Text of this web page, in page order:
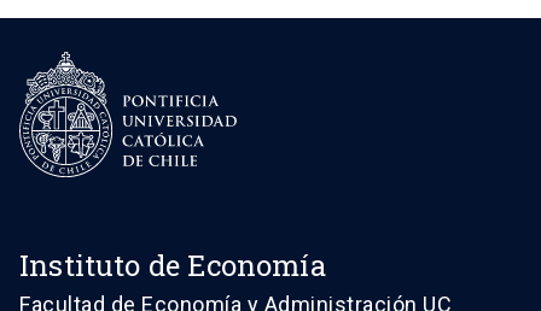
Instituto de Economía
Facultad de Economía y Administración UC